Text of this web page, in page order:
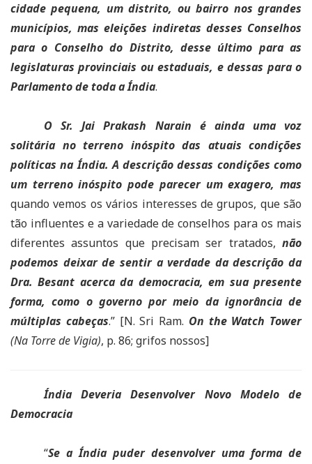
cidade pequena, um distrito, ou bairro nos grandes
municípios, mas eleições indiretas desses Conselhos
para o Conselho do Distrito, desse último para as
legislaturas provinciais ou estaduais, e dessas para o
Parlamento de toda a Índia.
O Sr. Jai Prakash Narain é ainda uma voz
solitária no terreno inóspito das atuais condições
políticas na Índia. A descrição dessas condições como
um terreno inóspito pode parecer um exagero, mas
quando vemos os vários interesses de grupos, que são
tão influentes e a variedade de conselhos para os mais
diferentes assuntos que precisam ser tratados, não
podemos deixar de sentir a verdade da descrição da
Dra. Besant acerca da democracia, em sua presente
forma, como o governo por meio da ignorância de
múltiplas cabeças.” [N. Sri Ram. On the Watch Tower
(Na Torre de Vigia), p. 86; grifos nossos]
Índia Deveria Desenvolver Novo Modelo de
Democracia
“Se a Índia puder desenvolver uma forma de